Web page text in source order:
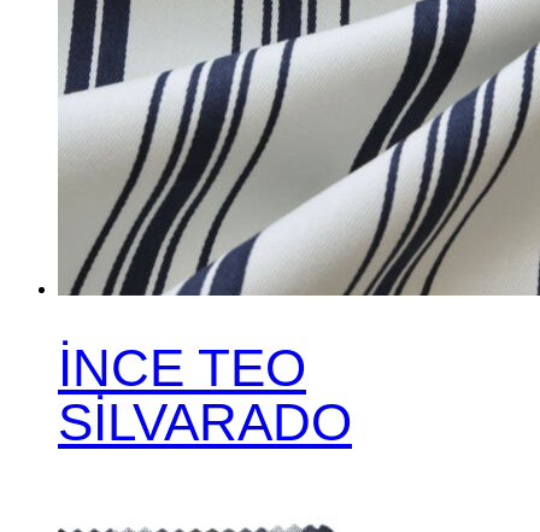
İNCE TEO
SİLVARADO